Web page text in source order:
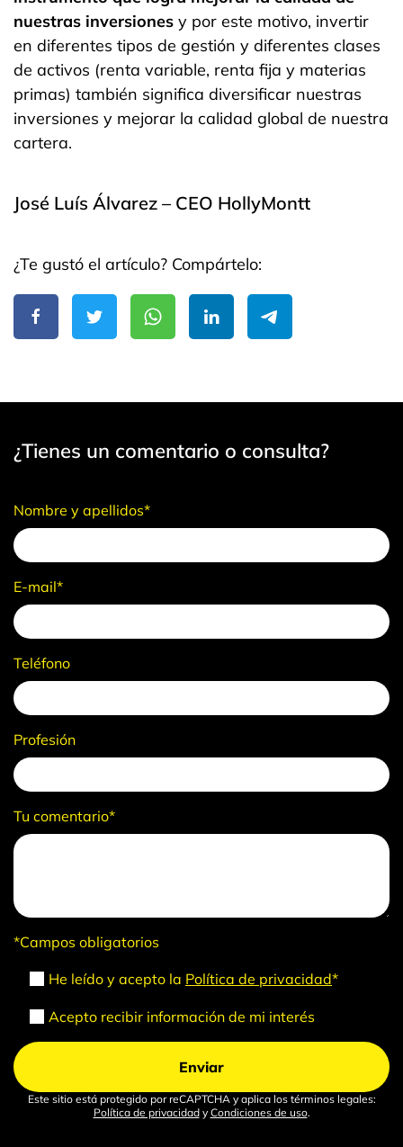
nuestras inversiones y por este motivo, invertir
en diferentes tipos de gestión y diferentes clases
de activos (renta variable, renta fija y materias
primas) también significa diversificar nuestras
inversiones y mejorar la calidad global de nuestra
cartera.
José Luís Álvarez – CEO HollyMontt
¿Te gustó el artículo? Compártelo:
¿Tienes un comentario o consulta?
Nombre y apellidos*
E-mail*
Teléfono
Profesión
Tu comentario*
*Campos obligatorios
He leído y acepto la Política de privacidad*
Acepto recibir información de mi interés
Este sitio está protegido por reCAPTCHA y aplica los términos legales:
Política de privacidady Condiciones de uso.